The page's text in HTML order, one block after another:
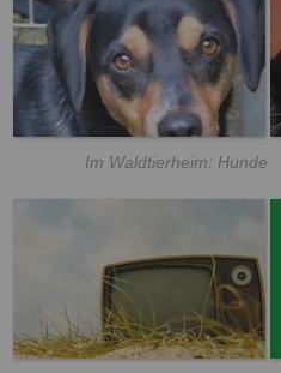
Im Waldtierheim: Hunde